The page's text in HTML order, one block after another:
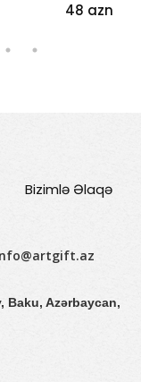
48 azn
Bizimlə Əlaqə
Baku, Azərbaycan,